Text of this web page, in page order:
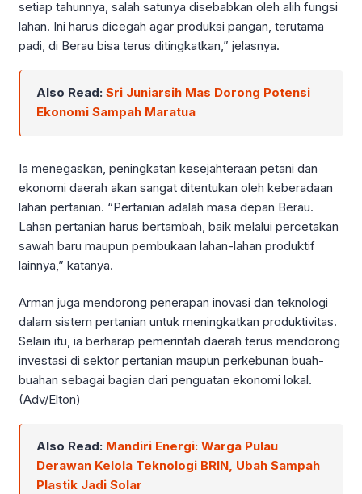
setiap tahunnya, salah satunya disebabkan oleh alih fungsi
lahan. Ini harus dicegah agar produksi pangan, terutama
padi, di Berau bisa terus ditingkatkan,” jelasnya.
Also Read: Sri Juniarsih Mas Dorong Potensi
Ekonomi Sampah Maratua
Ia menegaskan, peningkatan kesejahteraan petani dan
ekonomi daerah akan sangat ditentukan oleh keberadaan
lahan pertanian. “Pertanian adalah masa depan Berau.
Lahan pertanian harus bertambah, baik melalui percetakan
sawah baru maupun pembukaan lahan-lahan produktif
lainnya,” katanya.
Arman juga mendorong penerapan inovasi dan teknologi
dalam sistem pertanian untuk meningkatkan produktivitas.
Selain itu, ia berharap pemerintah daerah terus mendorong
investasi di sektor pertanian maupun perkebunan buah-
buahan sebagai bagian dari penguatan ekonomi lokal.
(Adv/Elton)
Also Read: Mandiri Energi: Warga Pulau
Derawan Kelola Teknologi BRIN, Ubah Sampah
Plastik Jadi Solar